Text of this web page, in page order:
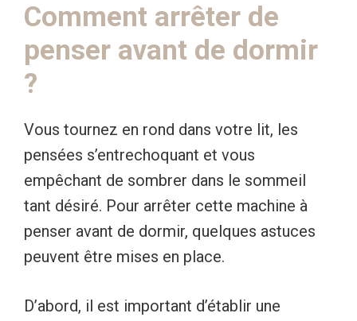
Comment arrêter de
penser avant de dormir
?
Vous tournez en rond dans votre lit, les
pensées s’entrechoquant et vous
empêchant de sombrer dans le sommeil
tant désiré. Pour arrêter cette machine à
penser avant de dormir, quelques astuces
peuvent être mises en place.
D’abord, il est important d’établir une